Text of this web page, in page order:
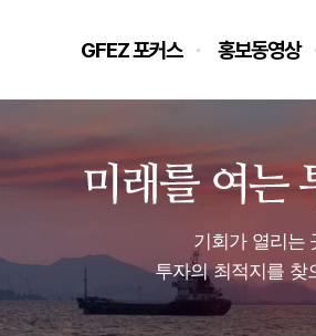
GFEZ 포커스 홍보동영상
기회가 열리는
투자의 최적지를 찾